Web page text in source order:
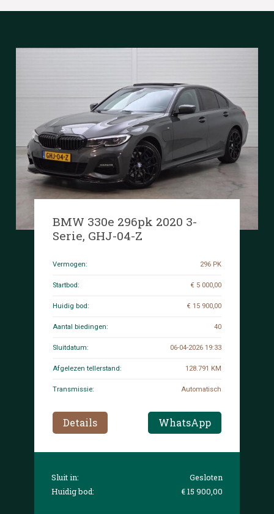
BMW 330e 296pk 2020 3-
Serie, GHJ-04-Z
Vermogen: 296 PK
Startbod: € 5 000,00
Huidig bod: € 15 900,00
Aantal biedingen: 40
Sluitdatum: 06-04-2026 19:33
Afgelezen tellerstand: 128.791 KM
Transmissie: Automatisch
Details WhatsApp
Sluit in:
Gesloten
Huidig bod:
€ 15 900,00